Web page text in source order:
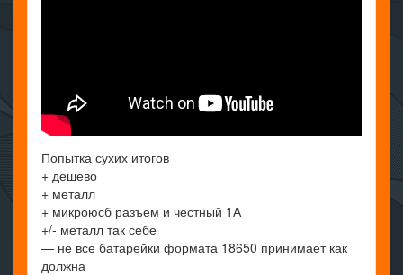
Попытка сухих итогов
+ дешево
+ металл
+ микроюсб разъем и честный 1А
+/- металл так себе
— не все батарейки формата 18650 принимает как
должна